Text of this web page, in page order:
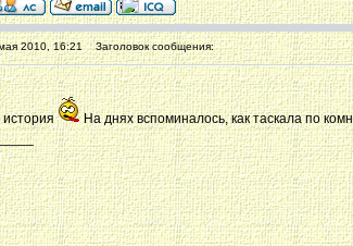
2010, 16:21 Заголовок сообщения:
история
На днях вспоминалось, как таскала по